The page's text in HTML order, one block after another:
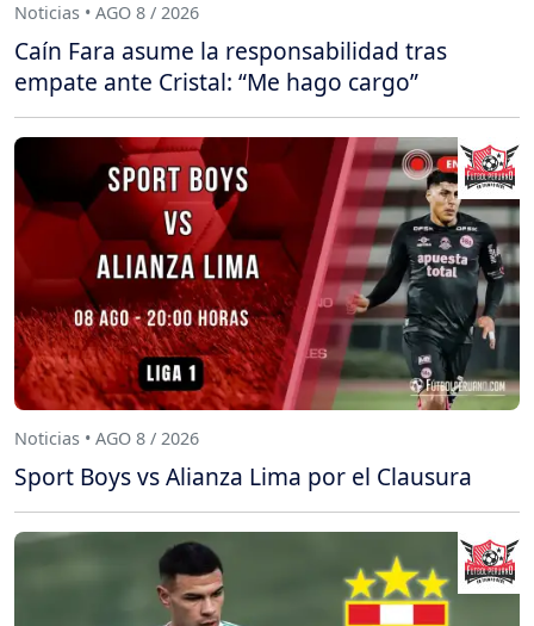
Noticias • AGO 8 / 2026
Caín Fara asume la responsabilidad tras
empate ante Cristal: “Me hago cargo”
Noticias • AGO 8 / 2026
Sport Boys vs Alianza Lima por el Clausura